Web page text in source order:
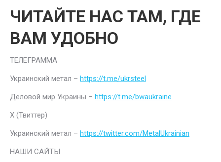
ЧИТАЙТЕ НАС ТАМ, ГДЕ
ВАМ УДОБНО
ТЕЛЕГРАММА
Украинский метал – https://t.me/ukrsteel
Деловой мир Украины – https://t.me/bwaukraine
Х (Твиттер)
Украинский метал – https://twitter.com/MetalUkrainian
НАШИ САЙТЫ